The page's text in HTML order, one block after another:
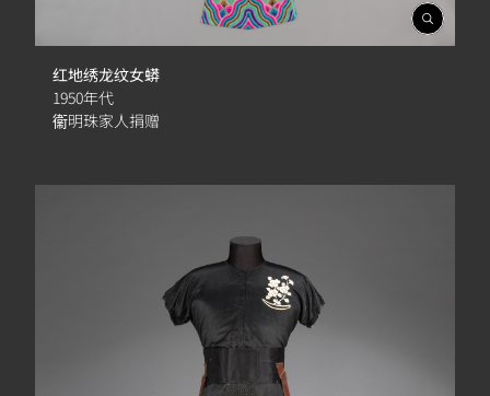
開
啟
红地绣龙纹女蟒
1950年代
衞明珠家人捐赠